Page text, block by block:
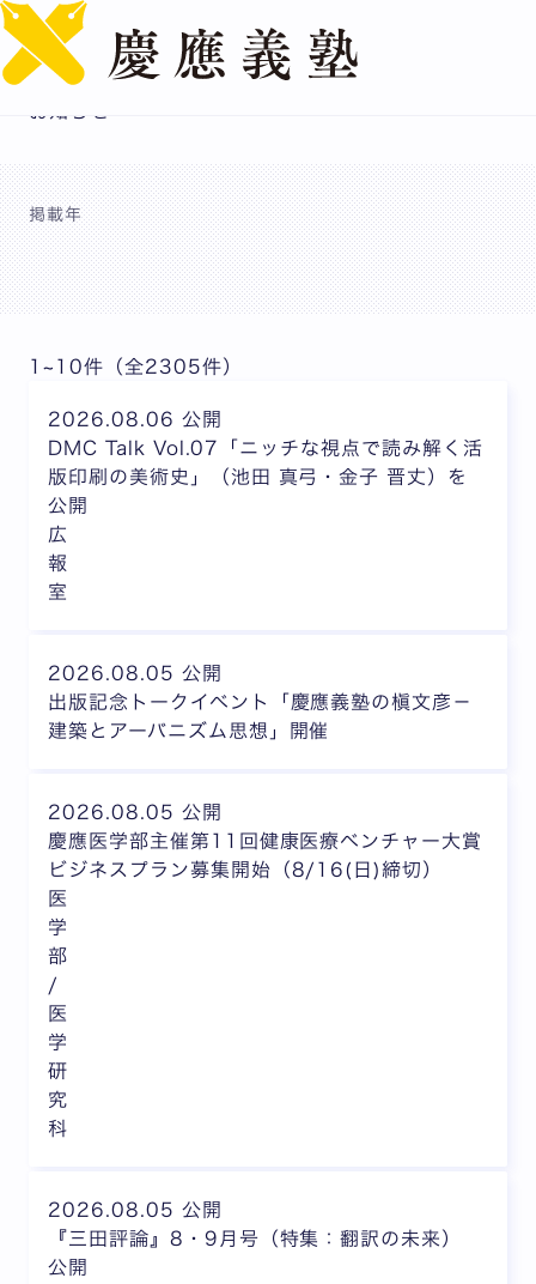
掲載年
1~10件（全2305件）
2026.08.06 公開
DMC Talk Vol.07「ニッチな視点で読み解く活
版印刷の美術史」（池田 真弓・金子 晋丈）を
公開
広
報
室
2026.08.05 公開
出版記念トークイベント「慶應義塾の槇文彦－
建築とアーバニズム思想」開催
2026.08.05 公開
慶應医学部主催第11回健康医療ベンチャー大賞
ビジネスプラン募集開始（8/16(日)締切）
医
学
部
/
医
学
研
究
科
2026.08.05 公開
『三田評論』8・9月号（特集：翻訳の未来）
公開